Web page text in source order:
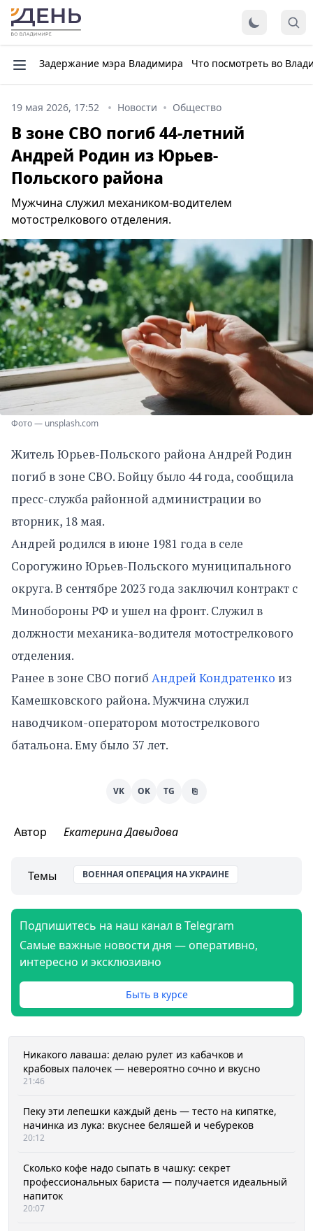
Задержание мэра Владимира Что посмотреть во
19 мая 2026, 17:52 Новости Общество
В зоне СВО погиб 44-летний
Андрей Родин из Юрьев-
Польского района
Мужчина служил механиком-водителем
мотострелкового отделения.
Фото — unsplash.com
Житель Юрьев-Польского района Андрей Родин
погиб в зоне СВО. Бойцу было 44 года, сообщила
пресс-служба районной администрации во
вторник, 18 мая.
Андрей родился в июне 1981 года в селе
Сорогужино Юрьев-Польского муниципального
округа. В сентябре 2023 года заключил контракт с
Минобороны РФ и ушел на фронт. Служил в
должности механика-водителя мотострелкового
отделения.
Ранее в зоне СВО погиб Андрей Кондратенко из
Камешковского района. Мужчина служил
наводчиком-оператором мотострелкового
батальона. Ему было 37 лет.
VK OK TG ⎘
Автор Екатерина Давыдова
Темы ВОЕННАЯ ОПЕРАЦИЯ НА УКРАИНЕ
Подпишитесь на наш канал в Telegram
Самые важные новости дня — оперативно,
интересно и эксклюзивно
Быть в курсе
Никакого лаваша: делаю рулет из кабачков и
крабовых палочек — невероятно сочно и вкусно
21:46
Пеку эти лепешки каждый день — тесто на кипятке,
начинка из лука: вкуснее беляшей и чебуреков
20:12
Сколько кофе надо сыпать в чашку: секрет
профессиональных бариста — получается идеальный
напиток
20:07